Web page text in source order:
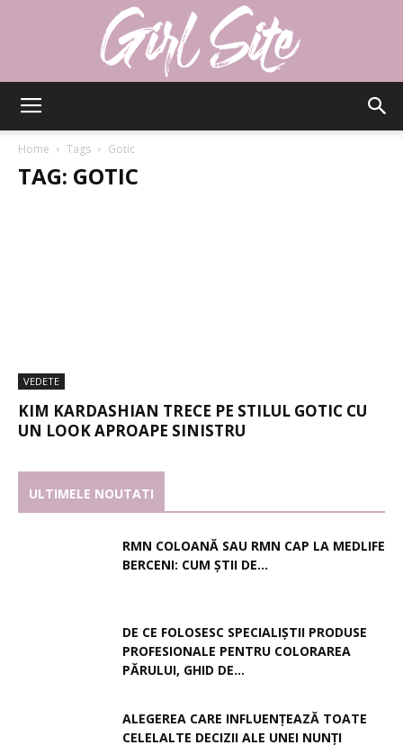
Home Tags Gotic
TAG: GOTIC
VEDETE
KIM KARDASHIAN TRECE PE STILUL GOTIC CU
UN LOOK APROAPE SINISTRU
ULTIMELE NOUTATI
RMN COLOANĂ SAU RMN CAP LA MEDLIFE
BERCENI: CUM ȘTII DE...
DE CE FOLOSESC SPECIALIȘTII PRODUSE
PROFESIONALE PENTRU COLORAREA
PĂRULUI, GHID DE...
ALEGEREA CARE INFLUENȚEAZĂ TOATE
CELELALTE DECIZII ALE UNEI NUNȚI